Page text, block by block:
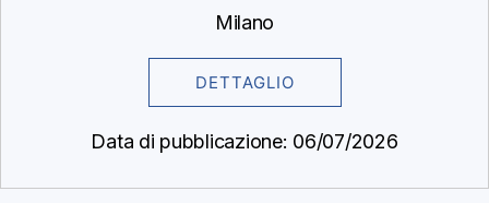
Milano
DETTAGLIO
Data di pubblicazione: 06/07/2026